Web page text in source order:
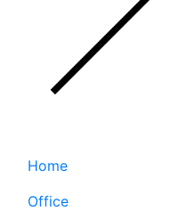
Home
Office